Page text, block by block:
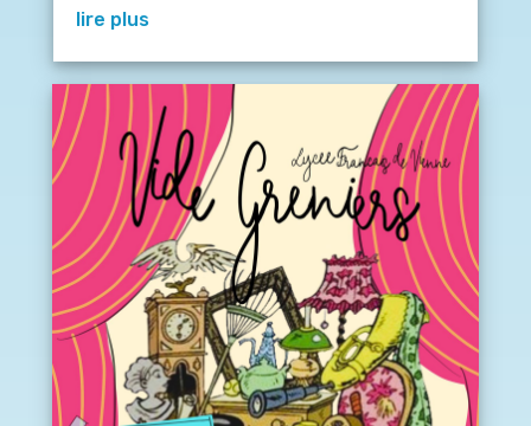
lire plus